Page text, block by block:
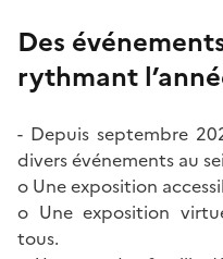
Des
rythmant
- Depuis septembre
divers événements au
o Une exposition
o Une exposition
tous.